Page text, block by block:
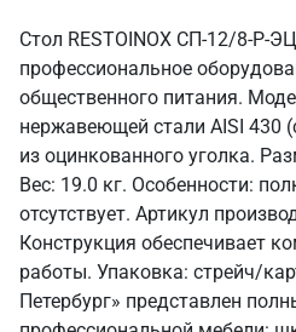
Стол RESTOINOX СП-12/8-Р-
профессиональное
общественного питания.
нержавеющей стали AISI 430
из оцинкованного уголка.
Вес: 19.0 кг. Особенности:
отсутствует. Артикул
Конструкция обеспечивает
работы. Упаковка: стрейч/
Петербург» представлен